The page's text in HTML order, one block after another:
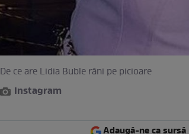
De ce are Lidia Buble răni pe picioare
Instagram